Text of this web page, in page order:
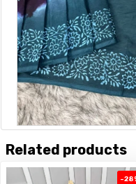
Related products
-